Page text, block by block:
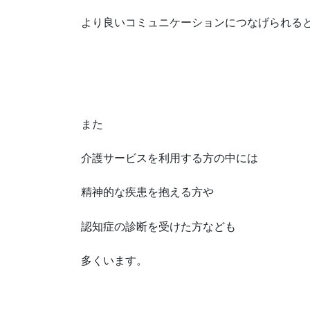
より良いコミュニケーションにつなげられる
また
介護サービスを利用する方の中には
精神的な疾患を抱える方や
認知症の診断を受けた方なども
多くいます。